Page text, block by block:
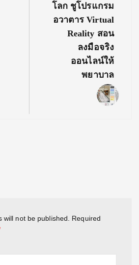
โลก ชูโปรแกรม
อวาตาร Virtual
Reality สอน
ลงมือจริง
ออนไลน์ให้
พยาบาล
will not be published.
Required